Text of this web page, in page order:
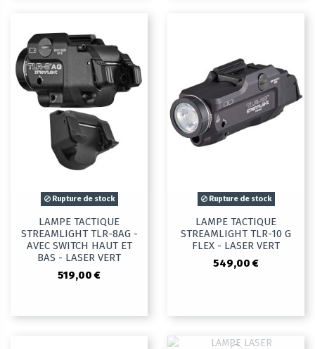
Rupture de stock
LAMPE TACTIQUE
STREAMLIGHT TLR-8AG -
AVEC SWITCH HAUT ET
BAS - LASER VERT
519,00 €
Rupture de stock
LAMPE TACTIQUE
STREAMLIGHT TLR-10 G
FLEX - LASER VERT
549,00 €